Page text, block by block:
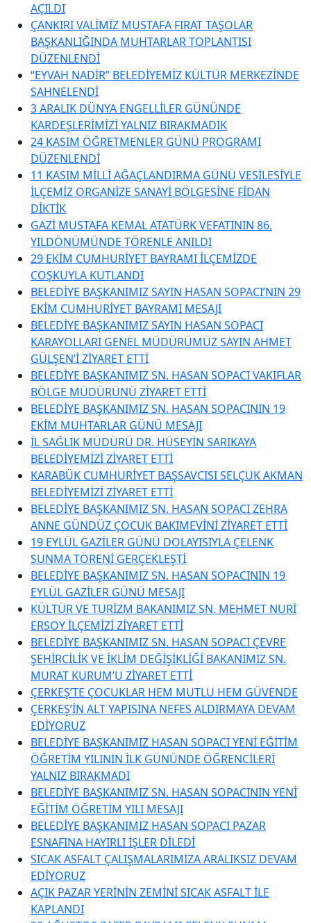
AÇILDI
ÇANKIRI VALİMİZ MUSTAFA FIRAT TAŞOLAR
BAŞKANLIĞINDA MUHTARLAR TOPLANTISI
DÜZENLENDİ
“EYVAH NADİR” BELEDİYEMİZ KÜLTÜR MERKEZİNDE
SAHNELENDİ
3 ARALIK DÜNYA ENGELLİLER GÜNÜNDE
KARDEŞLERİMİZİ YALNIZ BIRAKMADIK
24 KASIM ÖĞRETMENLER GÜNÜ PROGRAMI
DÜZENLENDİ
11 KASIM MİLLİ AĞAÇLANDIRMA GÜNÜ VESİLESİYLE
İLÇEMİZ ORGANİZE SANAYİ BÖLGESİNE FİDAN
DİKTİK
GAZİ MUSTAFA KEMAL ATATÜRK VEFATININ 86.
YILDÖNÜMÜNDE TÖRENLE ANILDI
29 EKİM CUMHURİYET BAYRAMI İLÇEMİZDE
COŞKUYLA KUTLANDI
BELEDİYE BAŞKANIMIZ SAYIN HASAN SOPACI’NIN 29
EKİM CUMHURİYET BAYRAMI MESAJI
BELEDİYE BAŞKANIMIZ SAYIN HASAN SOPACI
KARAYOLLARI GENEL MÜDÜRÜMÜZ SAYIN AHMET
GÜLŞEN’İ ZİYARET ETTİ
BELEDİYE BAŞKANIMIZ SN. HASAN SOPACI VAKIFLAR
BÖLGE MÜDÜRÜNÜ ZİYARET ETTİ
BELEDİYE BAŞKANIMIZ SN. HASAN SOPACININ 19
EKİM MUHTARLAR GÜNÜ MESAJI
İL SAĞLIK MÜDÜRÜ DR. HÜSEYİN SARIKAYA
BELEDİYEMİZİ ZİYARET ETTİ
KARABÜK CUMHURİYET BAŞSAVCISI SELÇUK AKMAN
BELEDİYEMİZİ ZİYARET ETTİ
BELEDİYE BAŞKANIMIZ SN. HASAN SOPACI ZEHRA
ANNE GÜNDÜZ ÇOCUK BAKIMEVİNİ ZİYARET ETTİ
19 EYLÜL GAZİLER GÜNÜ DOLAYISIYLA ÇELENK
SUNMA TÖRENİ GERÇEKLEŞTİ
BELEDİYE BAŞKANIMIZ SN. HASAN SOPACININ 19
EYLÜL GAZİLER GÜNÜ MESAJI
KÜLTÜR VE TURİZM BAKANIMIZ SN. MEHMET NURİ
ERSOY İLÇEMİZİ ZİYARET ETTİ
BELEDİYE BAŞKANIMIZ SN. HASAN SOPACI ÇEVRE
ŞEHİRCİLİK VE İKLİM DEĞİŞİKLİĞİ BAKANIMIZ SN.
MURAT KURUM’U ZİYARET ETTİ
ÇERKEŞ’TE ÇOCUKLAR HEM MUTLU HEM GÜVENDE
ÇERKEŞ’İN ALT YAPISINA NEFES ALDIRMAYA DEVAM
EDİYORUZ
BELEDİYE BAŞKANIMIZ HASAN SOPACI YENİ EĞİTİM
ÖĞRETİM YILININ İLK GÜNÜNDE ÖĞRENCİLERİ
YALNIZ BIRAKMADI
BELEDİYE BAŞKANIMIZ SN. HASAN SOPACININ YENİ
EĞİTİM ÖĞRETİM YILI MESAJI
BELEDİYE BAŞKANIMIZ HASAN SOPACI PAZAR
ESNAFINA HAYIRLI İŞLER DİLEDİ
SICAK ASFALT ÇALIŞMALARIMIZA ARALIKSIZ DEVAM
EDİYORUZ
AÇIK PAZAR YERİNİN ZEMİNİ SICAK ASFALT İLE
KAPLANDI